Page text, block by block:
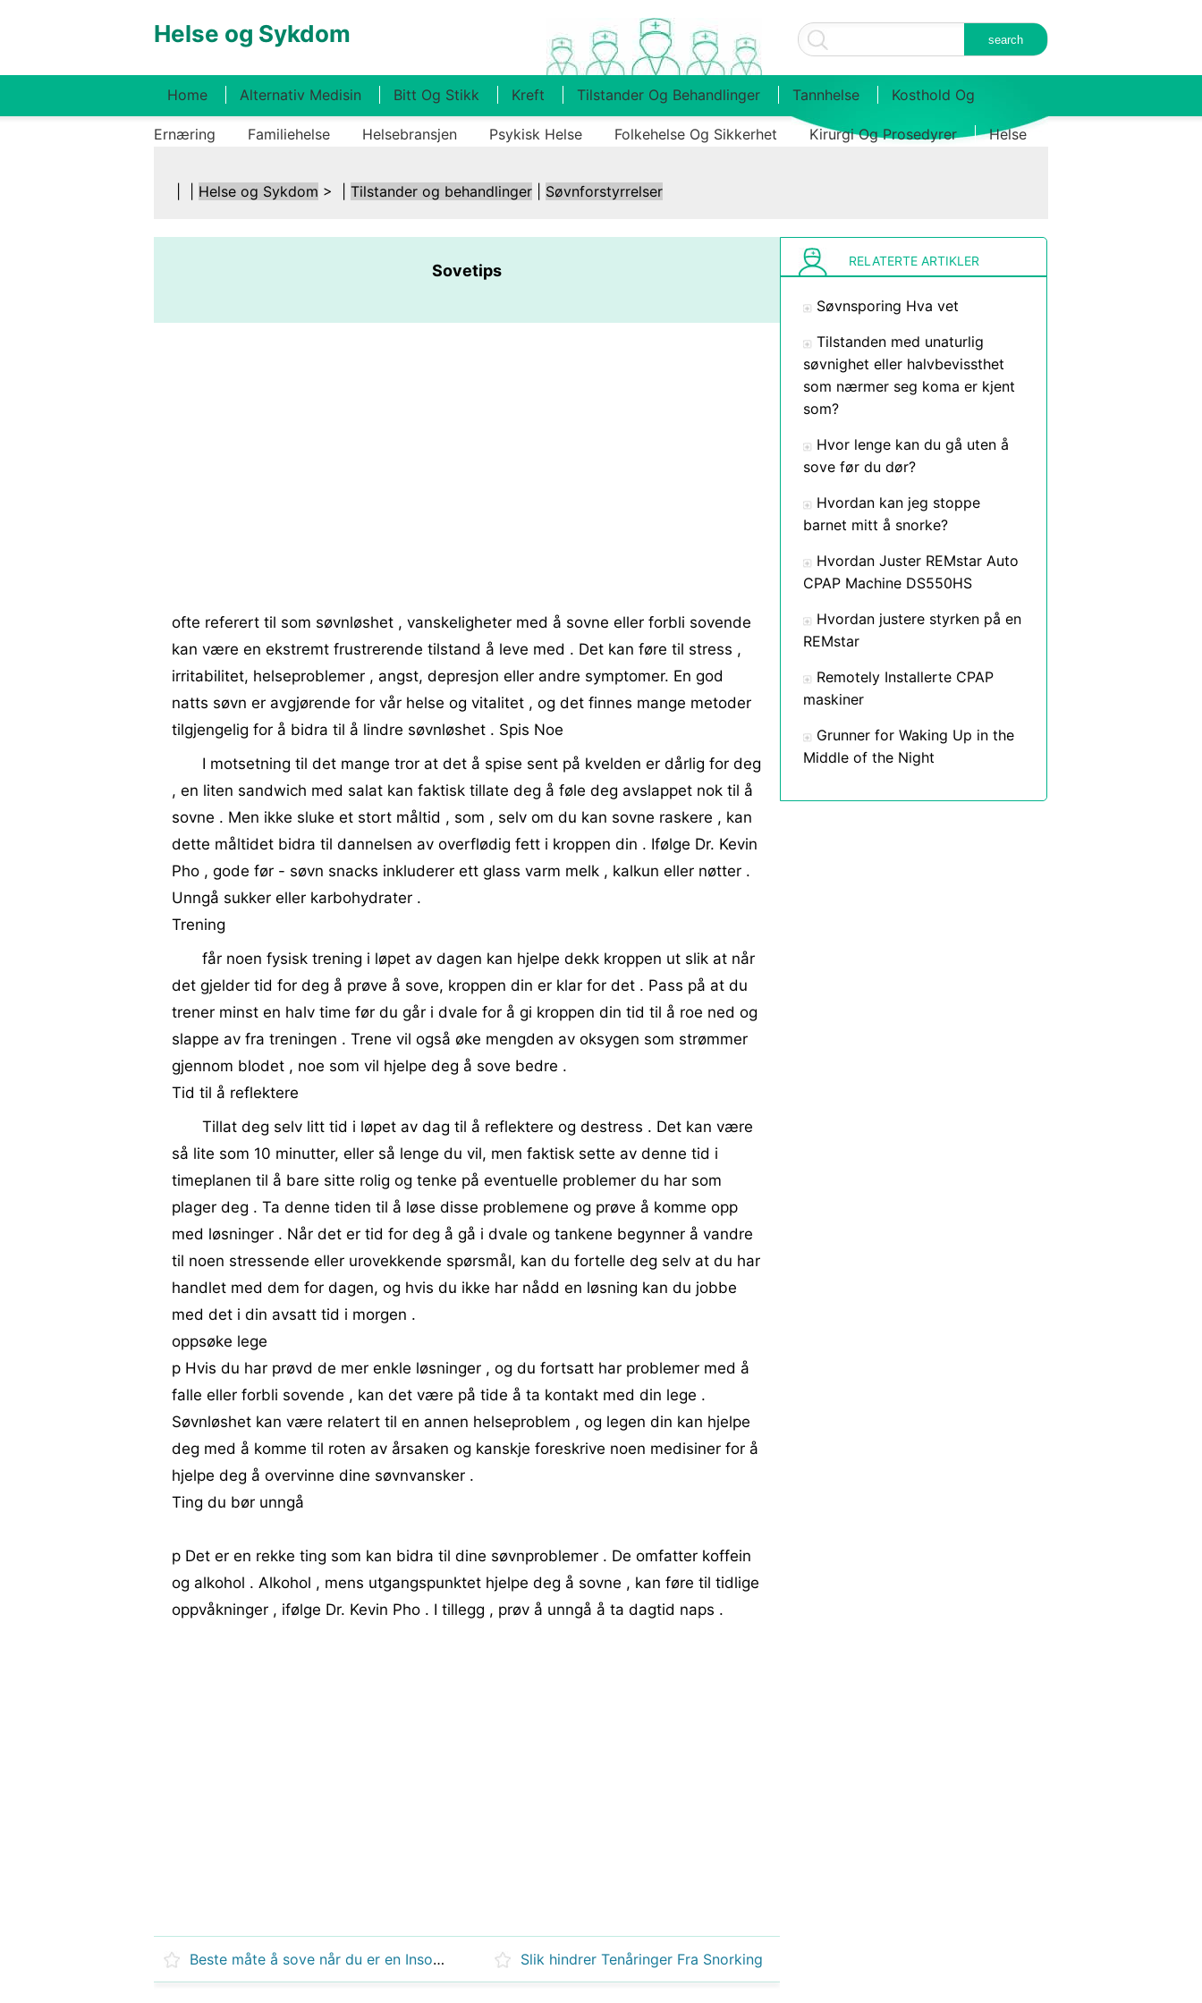
Helse og Sykdom
Home Alternativ Medisin Bitt Og Stikk Kreft Tilstander Og Behandlinger Tannhelse Kosthold Og
Ernæring Familiehelse Helsebransjen Psykisk Helse Folkehelse Og Sikkerhet Kirurgi Og Prosedyrer Helse
Helse og Sykdom > | Tilstander og behandlinger Søvnforstyrrelser
Sovetips
ofte referert til som søvnløshet , vanskeligheter med å sovne eller forbli sovende
kan være en ekstremt frustrerende tilstand å leve med . Det kan føre til stress ,
irritabilitet, helseproblemer , angst, depresjon eller andre symptomer. En god
natts søvn er avgjørende for vår helse og vitalitet , og det finnes mange metoder
tilgjengelig for å bidra til å lindre søvnløshet . Spis Noe
I motsetning til det mange tror at det å spise sent på kvelden er dårlig for deg
, en liten sandwich med salat kan faktisk tillate deg å føle deg avslappet nok til å
sovne . Men ikke sluke et stort måltid , som , selv om du kan sovne raskere , kan
dette måltidet bidra til dannelsen av overflødig fett i kroppen din . Ifølge Dr. Kevin
Pho , gode før - søvn snacks inkluderer ett glass varm melk , kalkun eller nøtter .
Unngå sukker eller karbohydrater .
Trening
får noen fysisk trening i løpet av dagen kan hjelpe dekk kroppen ut slik at når
det gjelder tid for deg å prøve å sove, kroppen din er klar for det . Pass på at du
trener minst en halv time før du går i dvale for å gi kroppen din tid til å roe ned og
slappe av fra treningen . Trene vil også øke mengden av oksygen som strømmer
gjennom blodet , noe som vil hjelpe deg å sove bedre .
Tid til å reflektere
Tillat deg selv litt tid i løpet av dag til å reflektere og destress . Det kan være
så lite som 10 minutter, eller så lenge du vil, men faktisk sette av denne tid i
timeplanen til å bare sitte rolig og tenke på eventuelle problemer du har som
plager deg . Ta denne tiden til å løse disse problemene og prøve å komme opp
med løsninger . Når det er tid for deg å gå i dvale og tankene begynner å vandre
til noen stressende eller urovekkende spørsmål, kan du fortelle deg selv at du har
handlet med dem for dagen, og hvis du ikke har nådd en løsning kan du jobbe
med det i din avsatt tid i morgen .
oppsøke lege
p Hvis du har prøvd de mer enkle løsninger , og du fortsatt har problemer med å
falle eller forbli sovende , kan det være på tide å ta kontakt med din lege .
Søvnløshet kan være relatert til en annen helseproblem , og legen din kan hjelpe
deg med å komme til roten av årsaken og kanskje foreskrive noen medisiner for å
hjelpe deg å overvinne dine søvnvansker .
Ting du bør unngå
p Det er en rekke ting som kan bidra til dine søvnproblemer . De omfatter koffein
og alkohol . Alkohol , mens utgangspunktet hjelpe deg å sovne , kan føre til tidlige
oppvåkninger , ifølge Dr. Kevin Pho . I tillegg , prøv å unngå å ta dagtid naps .
Beste måte å sove når du er en Insomniac Slik hindrer Tenåringer Fra Snorking
RELATERTE ARTIKLER
Søvnsporing Hva vet
Tilstanden med unaturlig
søvnighet eller halvbevissthet
som nærmer seg koma er kjent
som?
Hvor lenge kan du gå uten å
sove før du dør?
Hvordan kan jeg stoppe
barnet mitt å snorke?
Hvordan Juster REMstar Auto
CPAP Machine DS550HS
Hvordan justere styrken på en
REMstar
Remotely Installerte CPAP
maskiner
Grunner for Waking Up in the
Middle of the Night